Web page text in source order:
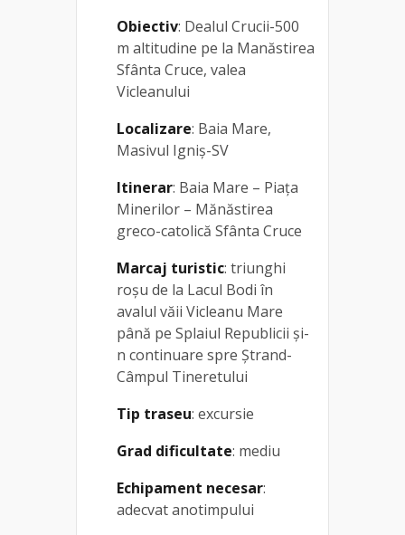
Obiectiv: Dealul Crucii-500
m altitudine pe la Manăstirea
Sfânta Cruce, valea
Vicleanului
Localizare: Baia Mare,
Masivul Igniș-SV
Itinerar: Baia Mare – Piața
Minerilor – Mănăstirea
greco-catolică Sfânta Cruce
Marcaj turistic: triunghi
roșu de la Lacul Bodi în
avalul văii Vicleanu Mare
până pe Splaiul Republicii și-
n continuare spre Ștrand-
Câmpul Tineretului
Tip traseu: excursie
Grad dificultate: mediu
Echipament necesar:
adecvat anotimpului